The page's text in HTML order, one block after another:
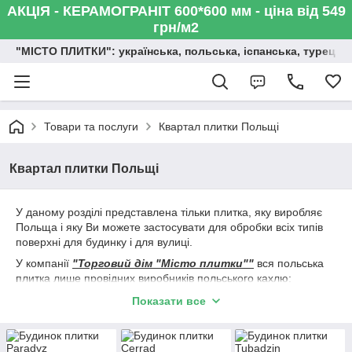
АКЦІЯ - КЕРАМОГРАНІТ 600*600 мм - ціна від 549
грн/м2
"МІСТО ПЛИТКИ": українська, польська, іспанська,
Товари та послуги Квартал плитки Польщі
Квартал плитки Польщі
У даному розділі представлена тільки плитка, яку виробляє
Польща і яку Ви можете застосувати для обробки всіх типів
поверхні для будинку і для вулиці.
У компанії "Торговий дім "Місто плитки"" вся польська
плитка лише провідних виробників польського кахлю:
Paradyz / Парадиж / Парадіз;
Ceramica Marconi / Кераміка Марконі;
Показати все